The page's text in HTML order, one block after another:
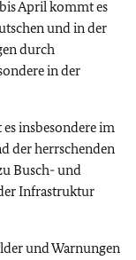
April kommt es
und in der
durch
in der
insbesondere im
der herrschenden
Busch- und
Infrastruktur
und Warnungen